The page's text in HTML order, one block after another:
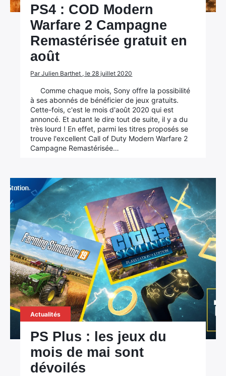
PS4 : COD Modern
Warfare 2 Campagne
Remastérisée gratuit en
août
Par Julien Barthet , le 28 juillet 2020
Comme chaque mois, Sony offre la possibilité
à ses abonnés de bénéficier de jeux gratuits.
Cette-fois, c'est le mois d'août 2020 qui est
annoncé. Et autant le dire tout de suite, il y a du
très lourd ! En effet, parmi les titres proposés se
trouve l'excellent Call of Duty Modern Warfare 2
Campagne Remastérisée…
Actualités
PS Plus : les jeux du
mois de mai sont
dévoilés
Rechercher